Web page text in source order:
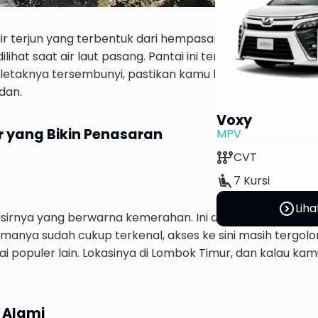
terjun yang terbentuk dari hempasan ombak ke batu
saat air laut pasang. Pantai ini terletak di
tersembunyi, pastikan kamu bawa perbekalan
yang Bikin Penasaran
yang berwarna kemerahan. Ini disebabkan oleh
sudah cukup terkenal, akses ke sini masih
lain. Lokasinya di Lombok Timur, dan kalau
Alami
Voxy
MPV
auto_transmissionCVT
airline_seat_recline_extra7 Kursi
expand_circle_right